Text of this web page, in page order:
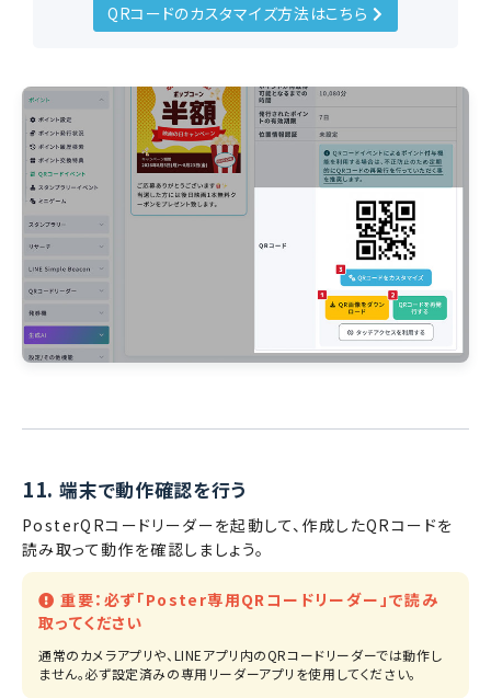
QRコードのカスタマイズ方法はこちら
11. 端末で動作確認を行う
PosterQRコードリーダーを起動して、作成したQRコードを
読み取って動作を確認しましょう。
重要：必ず「Poster専用QRコードリーダー」で読み
取ってください
通常のカメラアプリや、LINEアプリ内のQRコードリーダーでは動作し
ません。必ず設定済みの専用リーダーアプリを使用してください。